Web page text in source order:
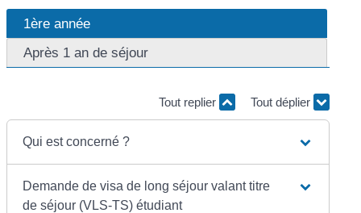
1ère année
Après 1 an de séjour
Tout replier Tout déplier
Qui est concerné ?
Demande de visa de long séjour valant titre
de séjour (VLS-TS) étudiant